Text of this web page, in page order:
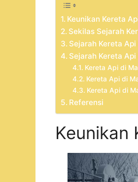
Keunikan Kereta
Sekilas Sejarah
Sejarah Kereta
Sejarah Kereta
Kereta Api di
Kereta Api di
Kereta Api di
Referensi
Keunikan